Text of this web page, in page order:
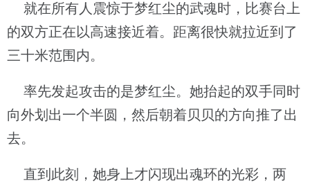
就在所有人震惊于梦红尘的武魂时，比赛台上
的双方正在以高速接近着。距离很快就拉近到了
三十米范围内。
率先发起攻击的是梦红尘。她抬起的双手同时
向外划出一个半圆，然后朝着贝贝的方向推了出
去。
直到此刻，她身上才闪现出魂环的光彩，两